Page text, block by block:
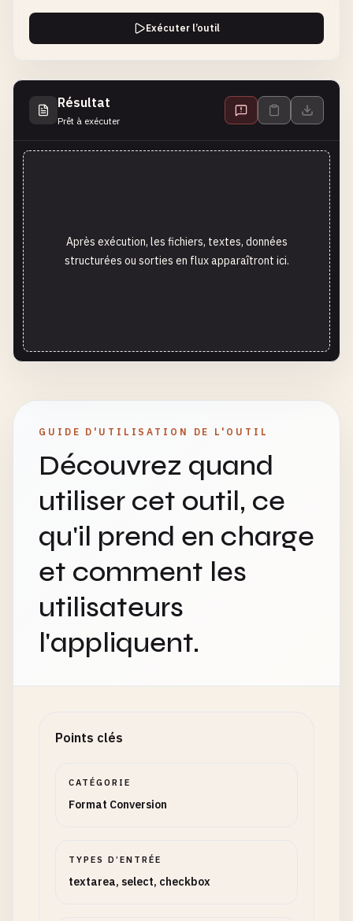
Exécuter l’outil
Résultat
Prêt à exécuter
Après exécution, les fichiers, textes, données
structurées ou sorties en flux apparaîtront ici.
GUIDE D'UTILISATION DE L'OUTIL
Découvrez quand
utiliser cet outil, ce
qu'il prend en charge
et comment les
utilisateurs
l'appliquent.
Points clés
CATÉGORIE
Format Conversion
TYPES D’ENTRÉE
textarea, select, checkbox